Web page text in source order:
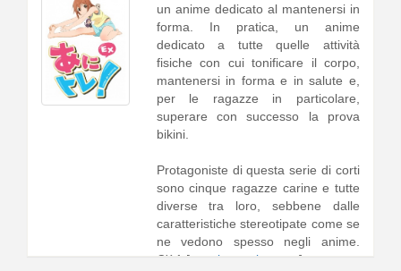
un anime dedicato al mantenersi in
forma. In pratica, un anime
dedicato a tutte quelle attività
fisiche con cui tonificare il corpo,
mantenersi in forma e in salute e,
per le ragazze in particolare,
superare con successo la prova
bikini.
Protagoniste di questa serie di corti
sono cinque ragazze carine e tutte
diverse tra loro, sebbene dalle
caratteristiche stereotipate come se
ne vedono spesso negli anime.
C'è1 [continua a leggere]